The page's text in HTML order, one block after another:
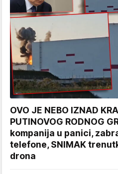
OVO JE NEBO IZNAD
PUTINOVOG RODNOG
kompanija u panici,
telefone, SNIMAK
drona